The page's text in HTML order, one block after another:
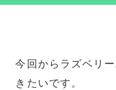
今回からラズベリ
きたいです。